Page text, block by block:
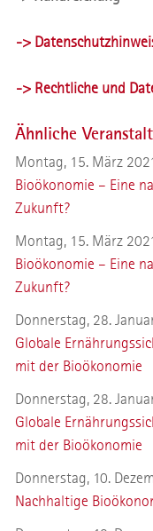
->
-> Rechtliche und
Ähnliche
Montag, 15. März
Bioökonomie – Eine
Zukunft?
Montag, 15. März
Bioökonomie – Eine
Zukunft?
Donnerstag, 28.
Globale
mit der Bioökonomie
Donnerstag, 28.
Globale
mit der Bioökonomie
Donnerstag, 10.
Nachhaltige